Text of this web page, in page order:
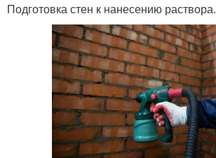
Подготовка стен к нанесению раствора.